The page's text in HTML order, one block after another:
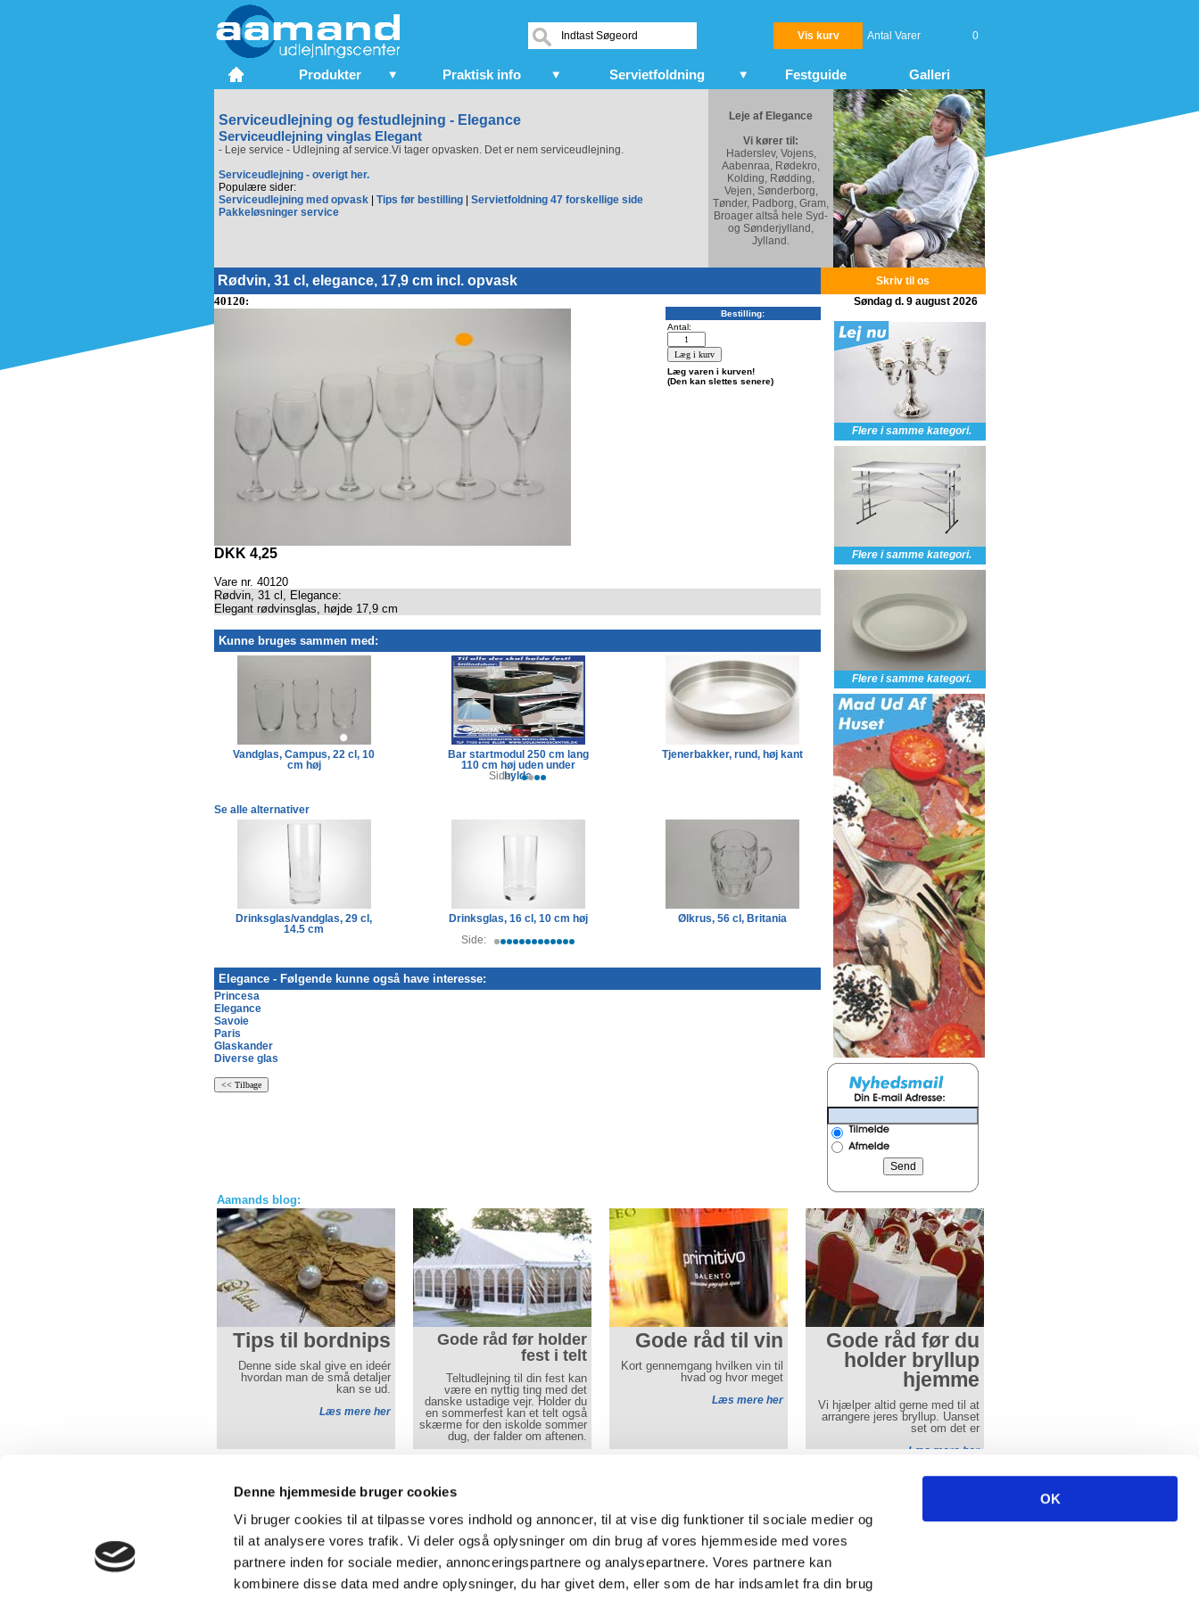
Denne hjemmeside bruger cookies
Vi bruger cookies til at tilpasse vores indhold og annoncer, til at vise dig funktioner til sociale medier og
til at analysere vores trafik. Vi deler også oplysninger om din brug af vores hjemmeside med vores
partnere inden for sociale medier, annonceringspartnere og analysepartnere. Vores partnere kan
kombinere disse data med andre oplysninger, du har givet dem, eller som de har indsamlet fra din brug
OK
Vis kurv Antal Varer 0
Serviceudlejning og festudlejning - Elegance
Serviceudlejning vinglas Elegant
- Leje service - Udlejning af service.Vi tager opvasken. Det er nem serviceudlejning.
Serviceudlejning - overigt her.
Populære sider:
Serviceudlejning med opvask
Tips før bestilling
Servietfoldning 47 forskellige side
Pakkeløsninger service
Leje af Elegance
Vi kører til:
Haderslev, Vojens,
Aabenraa, Rødekro,
Kolding, Rødding,
Vejen, Sønderborg,
Tønder, Padborg, Gram,
Broager altså hele Syd-
og Sønderjylland,
Jylland.
Rødvin, 31 cl, elegance, 17,9 cm incl. opvask
40120:
Bestilling:
Antal:
Læg varen i kurven!
(Den kan slettes senere)
DKK 4,25
Vare nr. 40120
Rødvin, 31 cl, Elegance:
Elegant rødvinsglas, højde 17,9 cm
Kunne bruges sammen med:
Se alle alternativer
Elegance - Følgende kunne også have interesse:
Princesa
Elegance
Savoie
Paris
Glaskander
Diverse glas
Skriv til os
Søndag d. 9 august 2026
Flere i samme kategori.
Flere i samme kategori.
Flere i samme kategori.
Aamands blog:
Over 30 års erfaring med udlejning af
telte, borde, stole og service.
Tlf 74 62 64 45
Aabenraa: Brunde Vest 2B, 6230 Rødekro
Cookie-indstillinger- Privatlivspolitik
Produkter Praktisk info Servietfoldning Festguide Galleri
Drinksglas/vandglas, 29 cl,
14.5 cm
Drinksglas, 16 cl, 10 cm høj Ølkrus, 56 cl, Britania
Vandglas, Campus, 22 cl, 10
cm høj
Side:
Tips til bordnips
Denne side skal give en ideér
hvordan man de små detaljer
kan se ud.
Læs mere her
Gode råd før holder
fest i telt
Teltudlejning til din fest kan
være en nyttig ting med det
danske ustadige vejr. Holder du
en sommerfest kan et telt også
skærme for den iskolde sommer
dug, der falder om aftenen.
Gode råd til vin
Kort gennemgang hvilken vin til
hvad og hvor meget
Læs mere her
Gode råd før du
holder bryllup
hjemme
Vi hjælper altid gerne med til at
arrangere jeres bryllup. Uanset
set om det er
Læs mere her
Vandglas, Campus, 22 cl, 10
cm høj
Bar startmodul 250 cm lang
110 cm høj uden under
hylde
Tjenerbakker, rund, høj kant Karafler, 1 liter
Side: